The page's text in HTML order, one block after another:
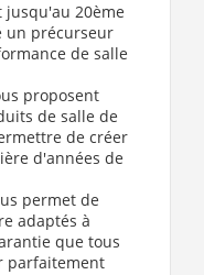
jusqu'au 20ème
un précurseur
de salle
proposent
de salle de
de créer
d'années de
permet de
adaptés à
que tous
parfaitement